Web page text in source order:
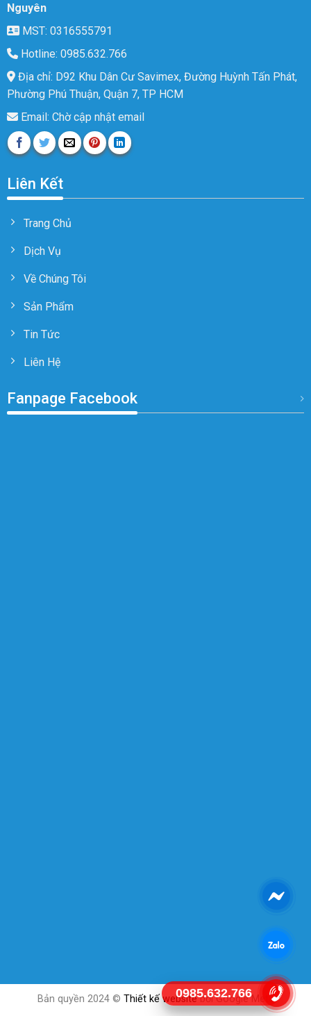
Nguyên
MST: 0316555791
Hotline: 0985.632.766
Địa chỉ: D92 Khu Dân Cư Savimex, Đường Huỳnh Tấn Phát,
Phường Phú Thuận, Quận 7, TP HCM
Email: Chờ cập nhật email
Liên Kết
Trang Chủ
Dịch Vụ
Về Chúng Tôi
Sản Phẩm
Tin Tức
Liên Hệ
Fanpage Facebook
Bản quyền 2024 © Thiết kế websitebởi Google Meta
0985.632.766